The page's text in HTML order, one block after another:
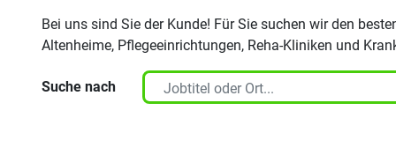
Bei uns sind Sie der Kunde! Für Sie suchen wir den
Altenheime, Pflegeeinrichtungen, Reha-Kliniken und
Suche nach